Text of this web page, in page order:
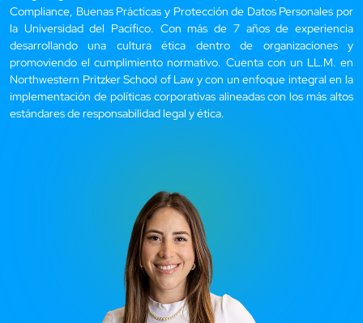
Compliance, Buenas Prácticas y Protección de Datos Personales por
la Universidad del Pacífico. Con más de 7 años de experiencia
desarrollando una cultura ética dentro de organizaciones y
promoviendo el cumplimiento normativo. Cuenta con un LL.M. en
Northwestern Pritzker School of Law y con un enfoque integral en la
implementación de políticas corporativas alineadas con los más altos
estándares de responsabilidad legal y ética.